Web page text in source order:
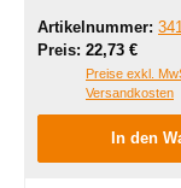
Artikelnummer:
Preis: Regulärer
22,73 €
Preise exkl.
Versandkosten
In den